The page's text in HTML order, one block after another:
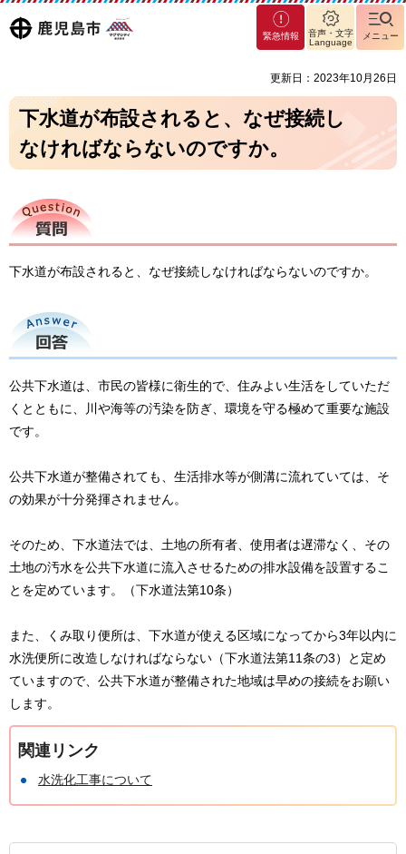
鹿児島
マグ
マシ
緊急情報
音声・文字
Language
メニュー
更新日：2023年10月26日
下水道が布設されると、なぜ接続し
なければならないのですか。
質問
下水道が布設されると、なぜ接続しなければならないのですか。
回答
公共下水道は、市民の皆様に衛生的で、住みよい生活をしていただ
くとともに、川や海等の汚染を防ぎ、環境を守る極めて重要な施設
です。
公共下水道が整備されても、生活排水等が側溝に流れていては、そ
の効果が十分発揮されません。
そのため、下水道法では、土地の所有者、使用者は遅滞なく、その
土地の汚水を公共下水道に流入させるための排水設備を設置するこ
とを定めています。（下水道法第10条）
また、くみ取り便所は、下水道が使える区域になってから3年以内に
水洗便所に改造しなければならない（下水道法第11条の3）と定め
ていますので、公共下水道が整備された地域は早めの接続をお願い
します。
関連リンク
水洗化工事について